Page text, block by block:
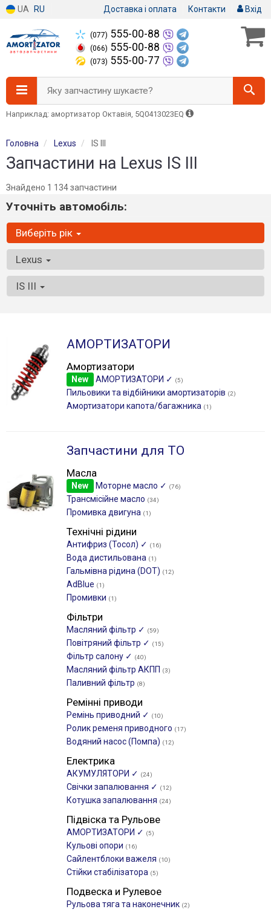
UA RU Доставка і оплата Контакти Вхід
(077) 555-00-88
(066) 555-00-88
(073) 555-00-77
Яку запчастину шукаєте?
Наприклад: амортизатор Октавія, 5Q0413023EQ
Головна Lexus IS III
Запчастини на Lexus IS III
Знайдено 1 134 запчастини
Уточніть автомобіль:
Виберіть рік
Lexus
IS III
АМОРТИЗАТОРИ
Амортизатори
New АМОРТИЗАТОРИ ✓ (5)
Пильовики та відбійники амортизаторів (2)
Амортизатори капота/багажника (1)
Запчастини для ТО
Масла
New Моторне масло ✓ (76)
Трансмісійне масло (34)
Промивка двигуна (1)
Технічні рідини
Антифриз (Тосол) ✓ (16)
Вода дистильована (1)
Гальмівна рідина (DOT) (12)
AdBlue (1)
Промивки (1)
Фільтри
Масляний фільтр ✓ (59)
Повітряний фільтр ✓ (15)
Фільтр салону ✓ (40)
Масляний фільтр АКПП (3)
Паливний фільтр (8)
Ремінні приводи
Ремінь приводний ✓ (10)
Ролик ременя приводного (17)
Водяний насос (Помпа) (12)
Електрика
АКУМУЛЯТОРИ ✓ (24)
Свічки запалювання ✓ (12)
Котушка запалювання (24)
Підвіска та Рульове
АМОРТИЗАТОРИ ✓ (5)
Кульові опори (16)
Сайлентблоки важеля (10)
Стійки стабілізатора (5)
Подвеска и Рулевое
Рульова тяга та наконечник (2)